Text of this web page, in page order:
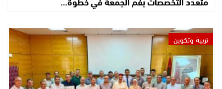
تربية وتكوين